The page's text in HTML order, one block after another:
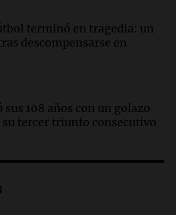
se prepara para una
30.000 turistas y el
de la Vincha
abogada de Pourrain:
se lo llevaron para
y nunca regresó"
Suquía y retiraron hasta
terminó en tragedia: un
descompensarse en
108 años con un golazo
su tercer triunfo consecutivo